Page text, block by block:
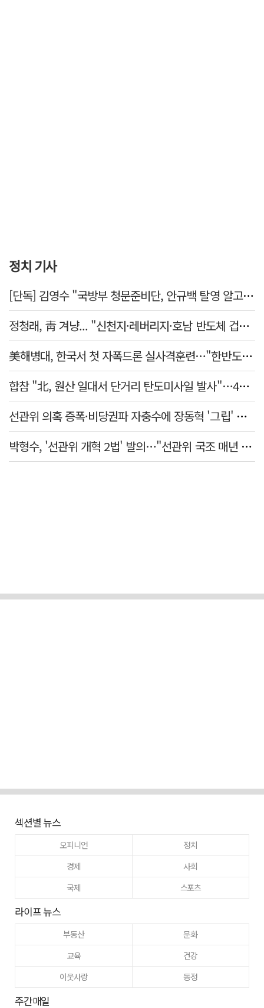
정치 기사
[단독] 김영수 "국방부 청문준비단, 안규백 탈영 알고있었다"
정청래, 靑 겨냥... "신천지·레버리지·호남 반도체 겁박 사과하라"
美해병대, 한국서 첫 자폭드론 실사격훈련…"한반도 지형 학습"
합참 "北, 원산 일대서 단거리 탄도미사일 발사"…42일 만
선관위 의혹 증폭·비당권파 자충수에 장동혁 '그립' 더 강해졌다
박형수, '선관위 개혁 2법' 발의…"선관위 국조 매년 실시"
섹션별 뉴스
오피니언
정치
경제
사회
국제
스포츠
라이프 뉴스
부동산
문화
교육
건강
이웃사랑
동정
주간매일